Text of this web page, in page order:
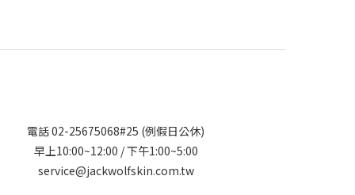
電話 02-25675068#25 (例假日公休)
早上10:00~12:00 / 下午1:00~5:00
service@jackwolfskin.com.tw